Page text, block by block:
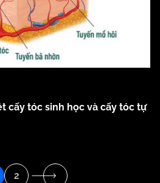
cấy tóc sinh học và cấy tóc tự
2